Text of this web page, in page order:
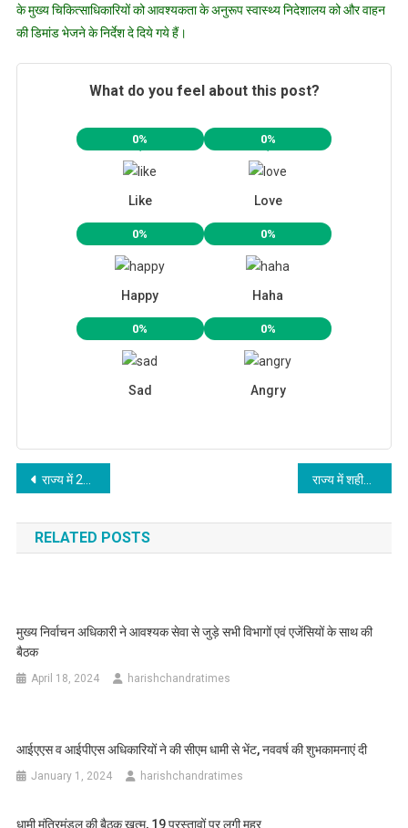
के मुख्य चिकित्साधिकारियों को आवश्यकता के अनुरूप स्वास्थ्य निदेशालय को और वाहन
की डिमांड भेजने के निर्देश दे दिये गये हैं।
What do you feel about this post?
0%
Like
0%
Love
0%
Happy
0%
Haha
0%
Sad
0%
Angry
Post
navigation
राज्य में 24 घंटे जमकर होगी बारिश, येलो अलर्ट जारी राज्य में शहीद सैनिकों को मिलने वाली अनुग्रह अनुदान राशि 10 लाख रू से बढ़ाकर 50 लाख रूपये की जायेगी
RELATED POSTS
मुख्य निर्वाचन अधिकारी ने आवश्यक सेवा से जुड़े सभी विभागों एवं एजेंसियों के साथ की
बैठक
April 18, 2024 harishchandratimes
आईएएस व आईपीएस अधिकारियों ने की सीएम धामी से भेंट, नववर्ष की शुभकामनाएं दी
January 1, 2024 harishchandratimes
धामी मंत्रिमंडल की बैठक खत्म, 19 प्रस्तावों पर लगी मुहर